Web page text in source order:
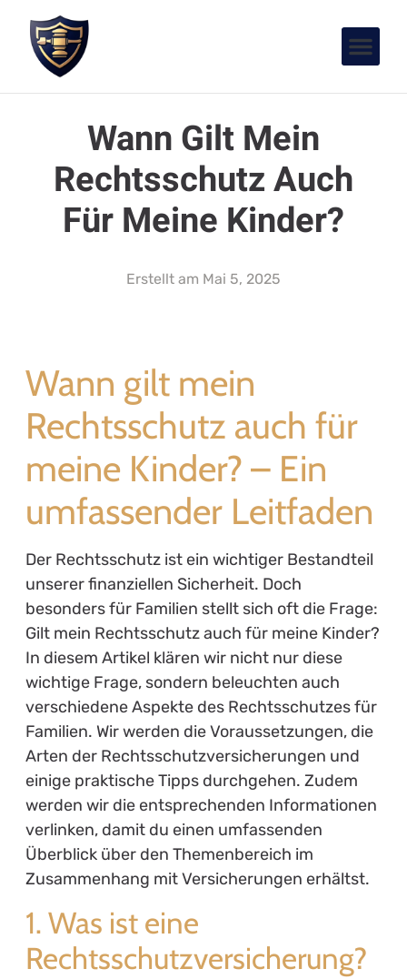
Wann Gilt Mein
Rechtsschutz Auch
Für Meine Kinder?
Erstellt am Mai 5, 2025
Wann gilt mein
Rechtsschutz auch für
meine Kinder? – Ein
umfassender Leitfaden
Der Rechtsschutz ist ein wichtiger Bestandteil
unserer finanziellen Sicherheit. Doch
besonders für Familien stellt sich oft die Frage:
Gilt mein Rechtsschutz auch für meine Kinder?
In diesem Artikel klären wir nicht nur diese
wichtige Frage, sondern beleuchten auch
verschiedene Aspekte des Rechtsschutzes für
Familien. Wir werden die Voraussetzungen, die
Arten der Rechtsschutzversicherungen und
einige praktische Tipps durchgehen. Zudem
werden wir die entsprechenden Informationen
verlinken, damit du einen umfassenden
Überblick über den Themenbereich im
Zusammenhang mit Versicherungen erhältst.
1. Was ist eine
Rechtsschutzversicherung?